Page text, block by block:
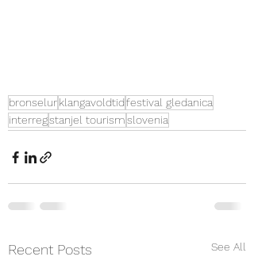
bronselurklangavoldtidfestival gledanica
interregstanjel tourismslovenia
Recent Posts See All